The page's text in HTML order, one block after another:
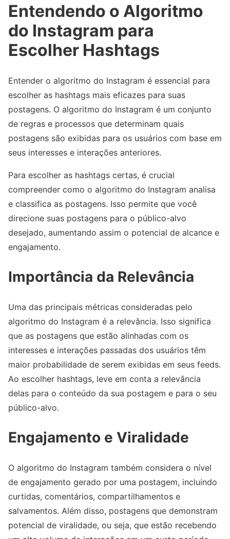
Entendendo o Algoritmo
do Instagram para
Escolher Hashtags
Entender o algoritmo do Instagram é essencial para
escolher as hashtags mais eficazes para suas
postagens. O algoritmo do Instagram é um conjunto
de regras e processos que determinam quais
postagens são exibidas para os usuários com base em
seus interesses e interações anteriores.
Para escolher as hashtags certas, é crucial
compreender como o algoritmo do Instagram analisa
e classifica as postagens. Isso permite que você
direcione suas postagens para o público-alvo
desejado, aumentando assim o potencial de alcance e
engajamento.
Importância da Relevância
Uma das principais métricas consideradas pelo
algoritmo do Instagram é a relevância. Isso significa
que as postagens que estão alinhadas com os
interesses e interações passadas dos usuários têm
maior probabilidade de serem exibidas em seus feeds.
Ao escolher hashtags, leve em conta a relevância
delas para o conteúdo da sua postagem e para o seu
público-alvo.
Engajamento e Viralidade
O algoritmo do Instagram também considera o nível
de engajamento gerado por uma postagem, incluindo
curtidas, comentários, compartilhamentos e
salvamentos. Além disso, postagens que demonstram
potencial de viralidade, ou seja, que estão recebendo